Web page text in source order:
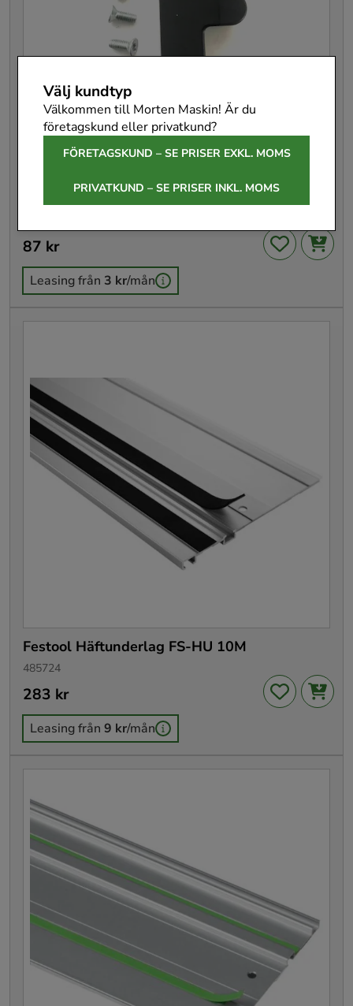
Välj kundtyp
Välkommen till Morten Maskin! Är du
företagskund eller privatkund?
FÖRETAGSKUND – SE PRISER EXKL. MOMS
PRIVATKUND – SE PRISER INKL. MOMS
Pris :87 kr
87 kr
Leasing från 3 kr/mån
Festool Häftunderlag FS-HU 10M
485724
Pris: 283 kr
283 kr
Leasing från 9 kr/mån